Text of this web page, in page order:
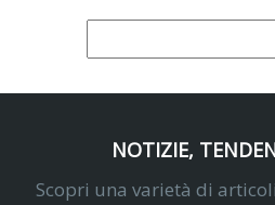
NOTIZIE,
Scopri una varietà di